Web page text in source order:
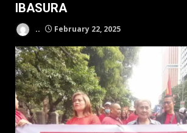
IBASURA
.. February 22, 2025